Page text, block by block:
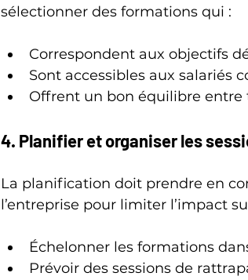
sélectionner des formations qui :
Correspondent aux objectifs
Sont accessibles aux salariés
Offrent un bon équilibre
4. Planifier et organiser les
La planification doit prendre en
l’entreprise pour limiter l’impact
Échelonner les formations
Prévoir des sessions de